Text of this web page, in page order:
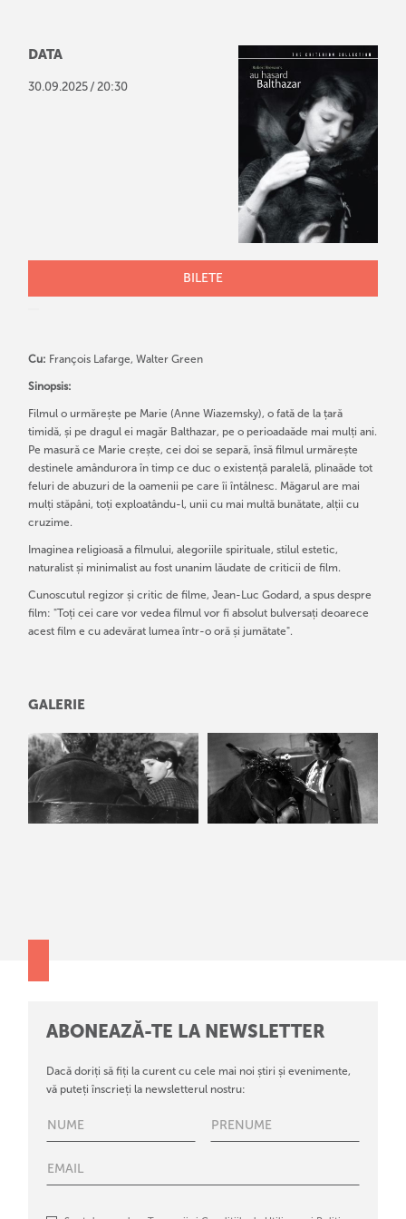
DATA
30.09.2025 / 20:30
BILETE
Cu: François Lafarge, Walter Green
Sinopsis:
Filmul o urmărește pe Marie (Anne Wiazemsky), o fată de la țară
timidă, și pe dragul ei magăr Balthazar, pe o perioadaăde mai mulți ani.
Pe masură ce Marie crește, cei doi se separă, însă filmul urmărește
destinele amândurora în timp ce duc o existență paralelă, plinaăde tot
feluri de abuzuri de la oamenii pe care îi întâlnesc. Măgarul are mai
mulți stăpâni, toți exploatându-l, unii cu mai multă bunătate, alții cu
cruzime.
Imaginea religioasă a filmului, alegoriile spirituale, stilul estetic,
naturalist și minimalist au fost unanim lăudate de criticii de film.
Cunoscutul regizor și critic de filme, Jean-Luc Godard, a spus despre
film: "Toți cei care vor vedea filmul vor fi absolut bulversați deoarece
acest film e cu adevărat lumea într-o oră și jumătate".
GALERIE
ABONEAZĂ-TE LA NEWSLETTER
Dacă doriți să fiți la curent cu cele mai noi știri și evenimente,
vă puteți înscrieți la newsletterul nostru: